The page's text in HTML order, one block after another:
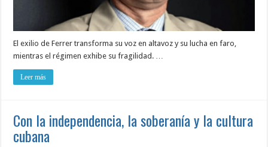
El exilio de Ferrer transforma su voz en altavoz y su lucha en faro,
mientras el régimen exhibe su fragilidad. …
Leer más
Con la independencia, la soberanía y la cultura
cubana